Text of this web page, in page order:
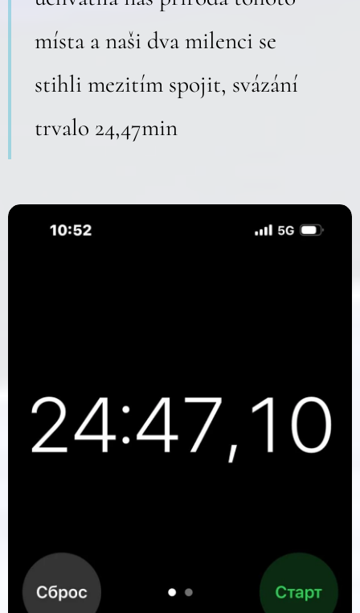
místa a naši dva milenci se
stihli mezitím spojit, svázání
trvalo 24,47min